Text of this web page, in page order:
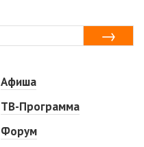
Афиша
ТВ-Программа
Форум